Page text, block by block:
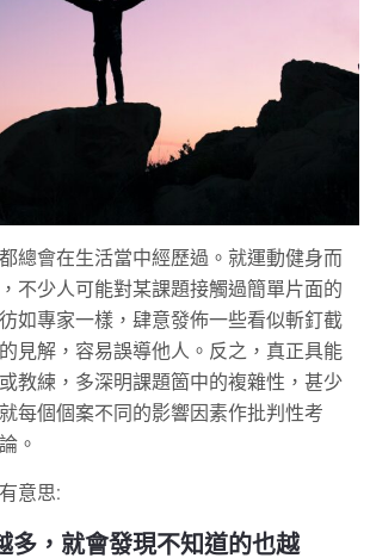
總會在生活當中經歷過。就運動健身而
不少人可能對某課題接觸過簡單片面的
如專家一樣，肆意發佈一些看似斬釘截
見解，容易誤導他人。反之，真正具能
教練，多深明課題箇中的複雜性，甚少
每個個案不同的影響因素作批判性考
。
意思:
多，就會發現不知道的也越